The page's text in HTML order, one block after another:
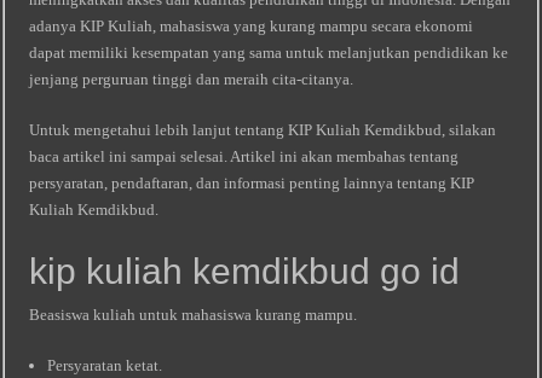
adanya KIP Kuliah, mahasiswa yang kurang mampu secara ekonomi
dapat memiliki kesempatan yang sama untuk melanjutkan pendidikan ke
jenjang perguruan tinggi dan meraih cita-citanya.
Untuk mengetahui lebih lanjut tentang KIP Kuliah Kemdikbud, silakan
baca artikel ini sampai selesai. Artikel ini akan membahas tentang
persyaratan, pendaftaran, dan informasi penting lainnya tentang KIP
Kuliah Kemdikbud.
kip kuliah kemdikbud go id
Beasiswa kuliah untuk mahasiswa kurang mampu.
Persyaratan ketat.